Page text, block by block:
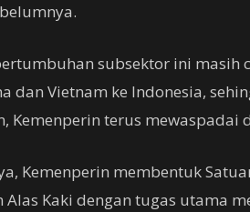
subsektor ini
dan Vietnam ke Indonesia,
Kemenperin terus mewaspadai
Kemenperin membentuk
Alas Kaki dengan tugas utama